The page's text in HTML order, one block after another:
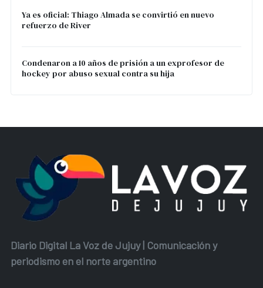
Ya es oficial: Thiago Almada se convirtió en nuevo
refuerzo de River
Condenaron a 10 años de prisión a un exprofesor de
hockey por abuso sexual contra su hija
Diario Digital La Voz de Jujuy | Comunicación y
periodismo en el norte argentino